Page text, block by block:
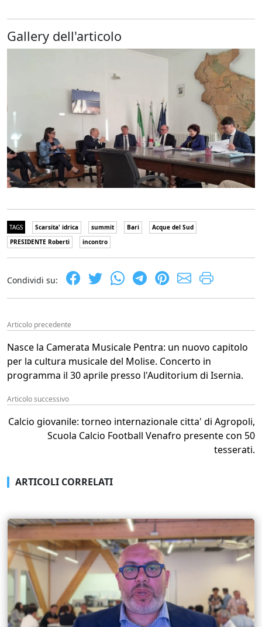
Gallery dell'articolo
TAGS Scarsita' idrica summit Bari
Acque del Sud
PRESIDENTE Roberti
incontro
Condividi su:
Articolo precedente
Nasce la Camerata Musicale Pentra: un nuovo capitolo
per la cultura musicale del Molise. Concerto in
programma il 30 aprile presso l'Auditorium di Isernia.
Articolo successivo
Calcio giovanile: torneo internazionale citta' di Agropoli,
Scuola Calcio Football Venafro presente con 50
tesserati.
ARTICOLI CORRELATI